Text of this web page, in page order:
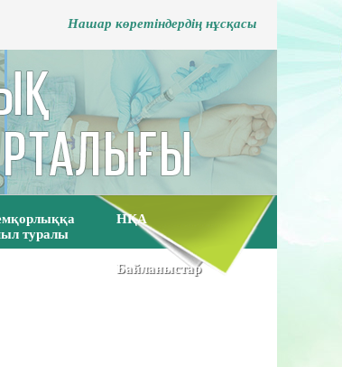
Нашар көретіндердің нұсқасы
туралы
НҚА
Байланыстар